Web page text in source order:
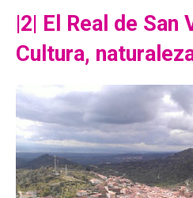
|2| El Real de San
Cultura,